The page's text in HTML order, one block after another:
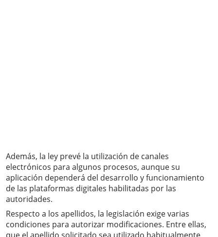
Además, la ley prevé la utilización de canales
electrónicos para algunos procesos, aunque su
aplicación dependerá del desarrollo y funcionamiento
de las plataformas digitales habilitadas por las
autoridades.
Respecto a los apellidos, la legislación exige varias
condiciones para autorizar modificaciones. Entre ellas,